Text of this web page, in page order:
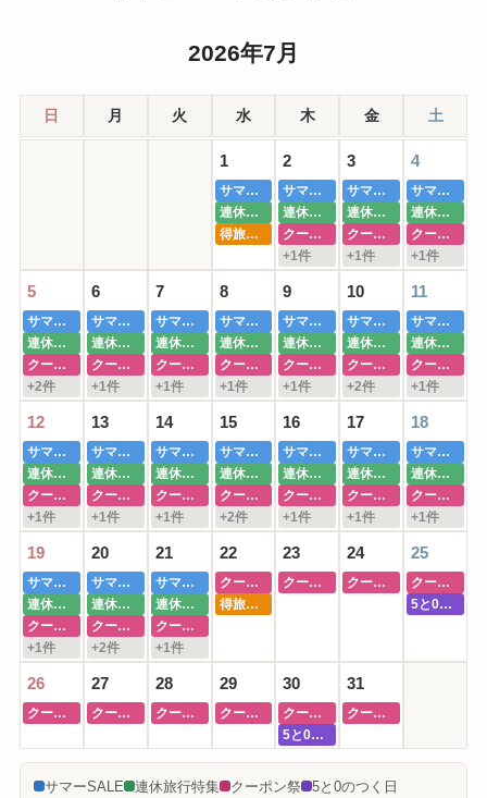
2026年7月
日 月 火 水 木 金 土
1
サマーSALE
連休旅行特集
得旅キャンペーン
2
サマーSALE
連休旅行特集
クーポン祭
+1件
3
サマーSALE
連休旅行特集
クーポン祭
+1件
4
サマーSALE
連休旅行特集
クーポン祭
+1件
5
サマーSALE
連休旅行特集
クーポン祭
+2件
6
サマーSALE
連休旅行特集
クーポン祭
+1件
7
サマーSALE
連休旅行特集
クーポン祭
+1件
8
サマーSALE
連休旅行特集
クーポン祭
+1件
9
サマーSALE
連休旅行特集
クーポン祭
+1件
10
サマーSALE
連休旅行特集
クーポン祭
+2件
11
サマーSALE
連休旅行特集
クーポン祭
+1件
12
サマーSALE
連休旅行特集
クーポン祭
+1件
13
サマーSALE
連休旅行特集
クーポン祭
+1件
14
サマーSALE
連休旅行特集
クーポン祭
+1件
15
サマーSALE
連休旅行特集
クーポン祭
+2件
16
サマーSALE
連休旅行特集
クーポン祭
+1件
17
サマーSALE
連休旅行特集
クーポン祭
+1件
18
サマーSALE
連休旅行特集
クーポン祭
+1件
19
サマーSALE
連休旅行特集
クーポン祭
+1件
20
サマーSALE
連休旅行特集
クーポン祭
+2件
21
サマーSALE
連休旅行特集
クーポン祭
+1件
22
クーポン祭
得旅キャンペーン
23
クーポン祭
24
クーポン祭
25
クーポン祭
5と0のつく日
26
クーポン祭
27
クーポン祭
28
クーポン祭
29
クーポン祭
30
クーポン祭
5と0のつく日
31
クーポン祭
サマーSALE 連休旅行特集 クーポン祭
5と0のつく日